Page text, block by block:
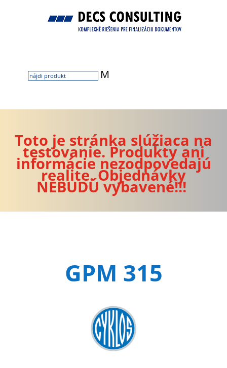
M
Toto je stránka slúžiaca na
testovanie. Produkty ani
informácie nezodpovedajú
realite. Objednávky
NEBUDÚ vybavené!!!
GPM 315